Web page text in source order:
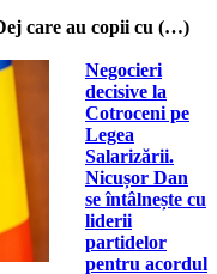
care au copii cu (…)
Negocieri
decisive la
Cotroceni pe
Legea
Salarizării.
Nicușor Dan
se întâlnește cu
liderii
partidelor
pentru acordul